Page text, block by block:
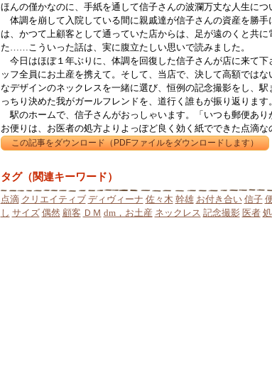
ほんの僅かなのに、手紙を通して信子さんの波瀾万丈な人生につ
体調を崩して入院している間に親戚達が信子さんの資産を勝手
は、かつて上顧客として通っていた店からは、足が遠のくと共
た……こういった話は、実に腹立たしい思いで読みました。
今日はほぼ１年ぶりに、体調を回復した信子さんが店に来て下
ッフ全員にお土産を携えて。そして、当店で、決して高額では
なデザインのネックレスを一緒に選び、恒例の記念撮影をし、
っちり決めた我がガールフレンドを、道行く誰もが振り返ります。
駅のホームで、信子さんがおっしゃいます。「いつも郵便あり
お便りは、お医者の処方よりよっぽど良く効く紙でできた点滴な
タグ（関連キーワード）
点滴 クリエイティブ ディヴィーナ 佐々木 幹雄 お付き合い 信子
し サイズ 偶然 顧客 ＤＭ dm，お土産 ネックレス 記念撮影 医者